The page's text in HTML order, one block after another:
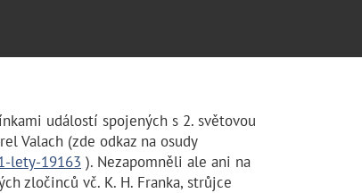
událostí spojených s 2. světovou
Valach (zde odkaz na osudy
lety-19163 ). Nezapomněli ale ani na
zločinců vč. K. H. Franka, strůjce